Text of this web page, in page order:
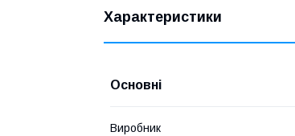
Характеристики
Основні
Виробник